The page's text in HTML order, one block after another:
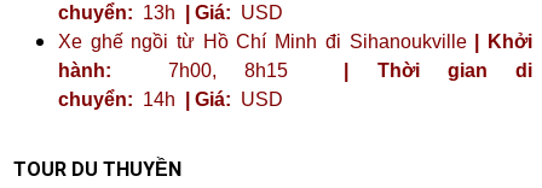
chuyển: 13h | Giá: USD
Xe ghế ngồi từ Hồ Chí Minh đi Sihanoukville
| Khởi
hành: 7h00, 8h15
| Thời gian di
chuyển: 14h | Giá: USD
TOUR DU THUYỀN